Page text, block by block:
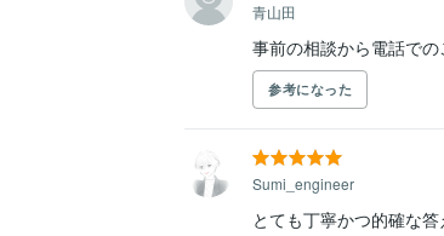
青山田
事前の相談から電話で
参考になった
Sumi_engineer
とても丁寧かつ的確な